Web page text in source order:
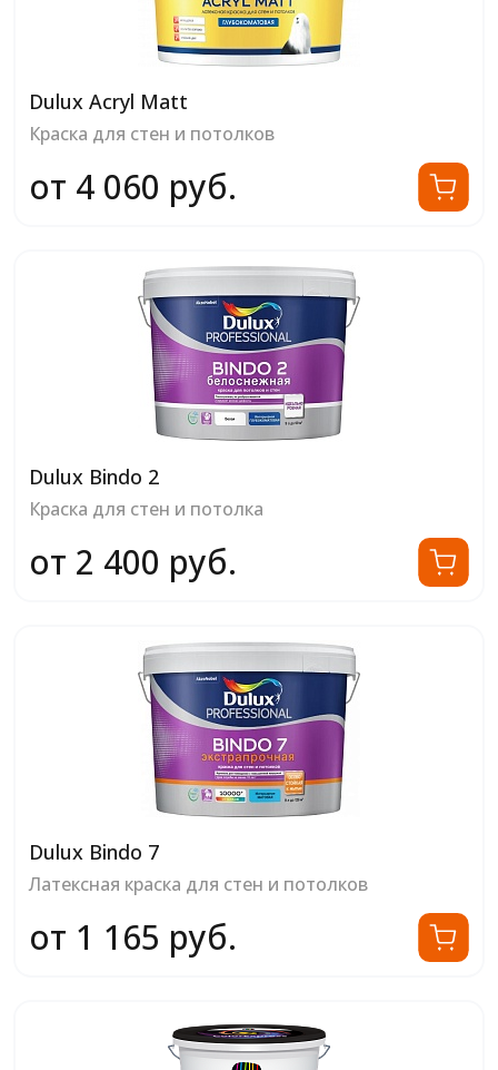
Dulux Acryl Matt
Краска для стен и потолков
от 4 060 руб.
Dulux Bindo 2
Краска для стен и потолка
от 2 400 руб.
Dulux Bindo 7
Латексная краска для стен и потолков
от 1 165 руб.